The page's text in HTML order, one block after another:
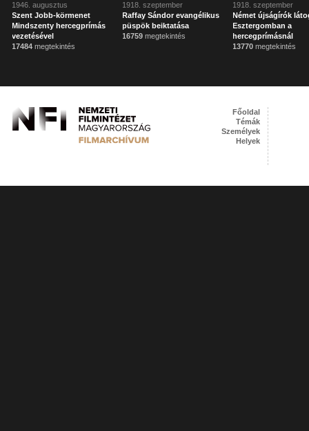
1946. augusztus
Szent Jobb-körmenet
Mindszenty hercegprímás
vezetésével
17484 megtekintés
1918. szeptember
Raffay Sándor evangélikus
püspök beiktatása
16759 megtekintés
1918. szeptember
Német újságírók
Esztergomban a
hercegprímásnál
13770 megtekintés
Főoldal
Témák
Személyek
Helyek